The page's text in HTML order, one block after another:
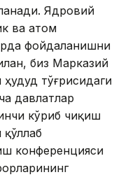
Ядровий
ва атом
фойдаланишни
биз Марказий
тўғрисидаги
давлатлар
кўриб чиқиш
конференцияси